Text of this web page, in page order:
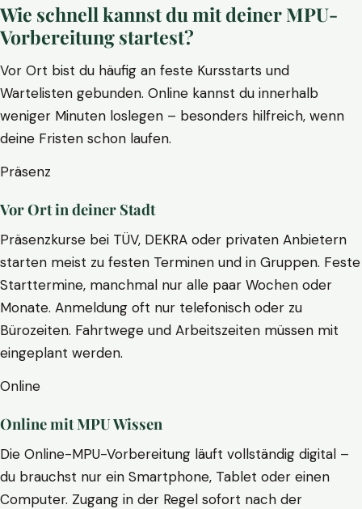
Wie schnell kannst du mit deiner MPU-
Vorbereitung startest?
Vor Ort bist du häufig an feste Kursstarts und
Wartelisten gebunden. Online kannst du innerhalb
weniger Minuten loslegen – besonders hilfreich, wenn
deine Fristen schon laufen.
Präsenz
Vor Ort in deiner Stadt
Präsenzkurse bei TÜV, DEKRA oder privaten Anbietern
starten meist zu festen Terminen und in Gruppen. Feste
Starttermine, manchmal nur alle paar Wochen oder
Monate. Anmeldung oft nur telefonisch oder zu
Bürozeiten. Fahrtwege und Arbeitszeiten müssen mit
eingeplant werden.
Online
Online mit MPU Wissen
Die Online-MPU-Vorbereitung läuft vollständig digital –
du brauchst nur ein Smartphone, Tablet oder einen
Computer. Zugang in der Regel sofort nach der